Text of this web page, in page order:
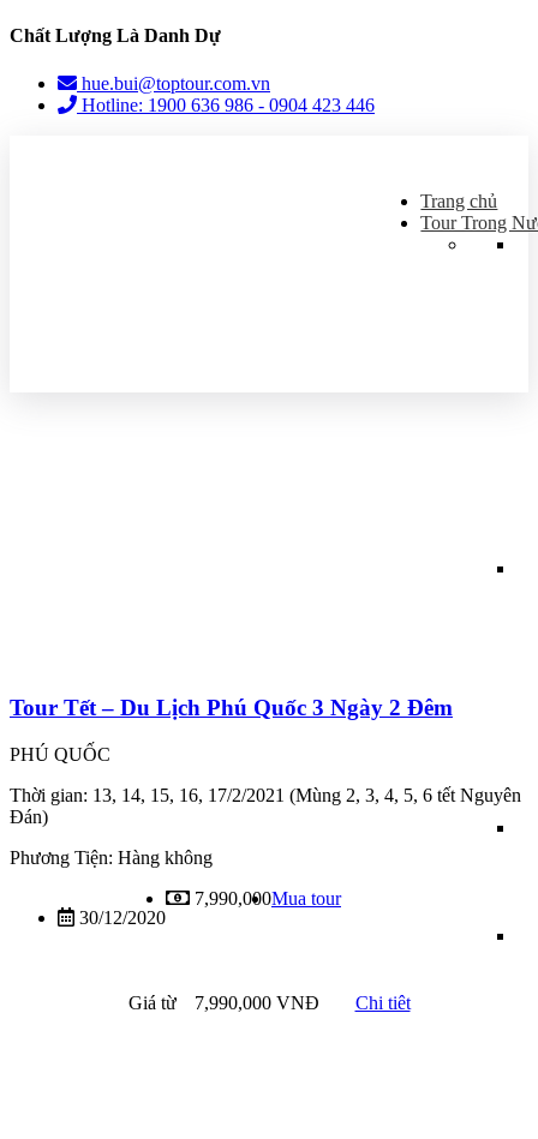
Chất Lượng Là Danh Dự
hue.bui@toptour.com.vn
Hotline: 1900 636 986 - 0904 423 446
Trang chủ
Tour Trong
Tour Tết – Du Lịch Phú Quốc 3 Ngày 2 Đêm
PHÚ QUỐC
Thời gian: 13, 14, 15, 16, 17/2/2021 (Mùng 2, 3, 4, 5, 6 tết Nguyên
Đán)
Phương Tiện: Hàng không
30/12/2020
7,990,000Mua tour
Giá từ 7,990,000 VNĐ Chi tiêt